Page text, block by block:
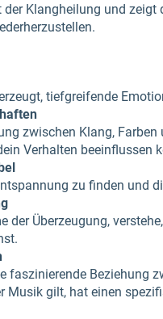
Klangheilung und
tiefgreifende
zwischen Klang,
Verhalten beeinflussen
zu finden und
der Überzeugung,
faszinierende Beziehung
Musik gilt, hat einen